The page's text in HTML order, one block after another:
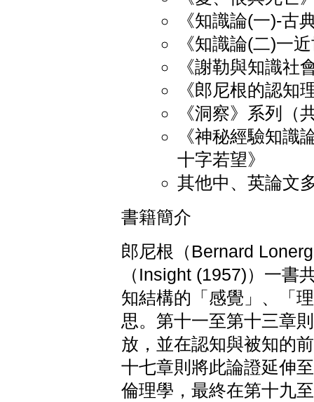
《知識論(一)-古
《知識論(二)一
《謝勒與知識社
《郎尼根的認知
《洞察》系列（
《神秘經驗知
十字若望》
其他中、英論文
書籍簡介
郎尼根（Bernard
（Insight (1957)）一書
知結構的「感覺」、「
思。第十一至第十三章
放，並在認知與被知的
十七章則將此論證延伸
倫理學，最終在第十九